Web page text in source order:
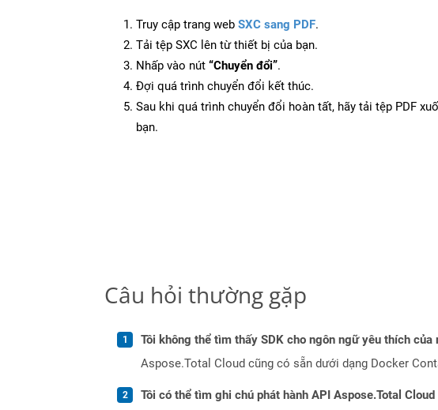
Truy cập trang web SXC sang PDF.
Tải tệp SXC lên từ thiết bị của bạn.
Nhấp vào nút “Chuyển đổi”.
Đợi quá trình chuyển đổi kết thúc.
Sau khi quá trình chuyển đổi hoàn tất, hãy tải tệp PDF
bạn.
Câu hỏi thường gặp
Tôi không thể tìm thấy SDK cho ngôn ngữ yêu thích của
Aspose.Total Cloud cũng có sẵn dưới dạng Docker
Tôi có thể tìm ghi chú phát hành API Aspose.Total